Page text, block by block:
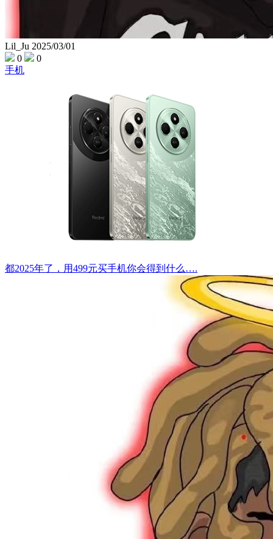
Lil_Ju 2025/03/01
0
0
手机
都2025年了，用499元买手机你会得到什么….